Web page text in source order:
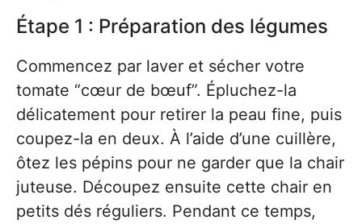
Étape 1 : Préparation des légumes
Commencez par laver et sécher votre
tomate “cœur de bœuf”. Épluchez-la
délicatement pour retirer la peau fine, puis
coupez-la en deux. À l’aide d’une cuillère,
ôtez les pépins pour ne garder que la chair
juteuse. Découpez ensuite cette chair en
petits dés réguliers. Pendant ce temps,